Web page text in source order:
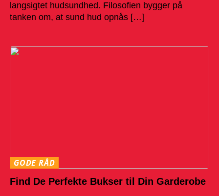
langsigtet hudsundhed. Filosofien bygger på
tanken om, at sund hud opnås […]
GODE RÅD
Find De Perfekte Bukser til Din Garderobe